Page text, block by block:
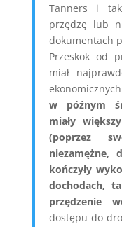
Tanners i
przędzę lub
dokumentach
Przeskok od
miał
w późnym
miały
(poprzez
niezamężne,
kończyły
dochodach,
przędzenie
dostępu do